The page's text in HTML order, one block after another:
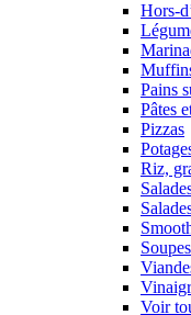
Hors-
Pains
Pâtes
Pizzas
Riz,
Soupes
Voir